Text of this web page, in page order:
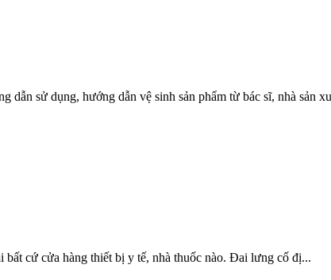
dẫn sử dụng, hướng dẫn vệ sinh sản phẩm từ bác sĩ, nhà sản
cứ cửa hàng thiết bị y tế, nhà thuốc nào. Đai lưng cố đị...